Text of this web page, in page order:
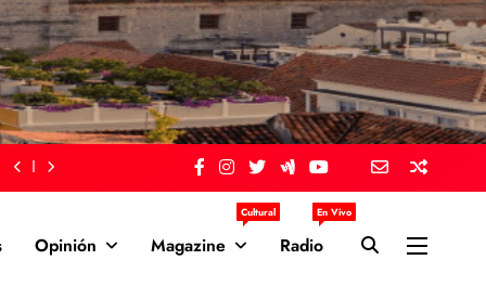
Opinión Magazine
Cultural
Radio
En Vivo